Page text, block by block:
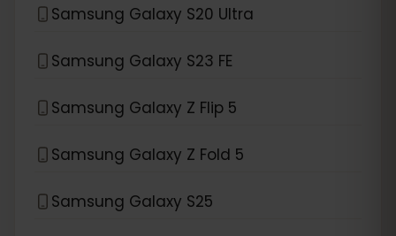
Samsung Galaxy S20 Ultra
Samsung Galaxy S23 FE
Samsung Galaxy Z Flip 5
Samsung Galaxy Z Fold 5
Samsung Galaxy S25